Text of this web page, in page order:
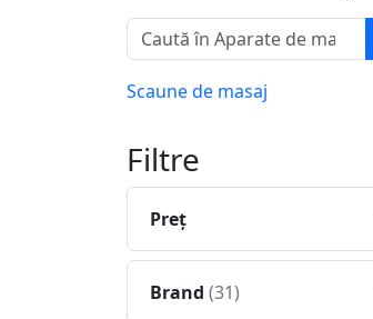
Scaune de masaj
Filtre
Preţ
Brand (31)